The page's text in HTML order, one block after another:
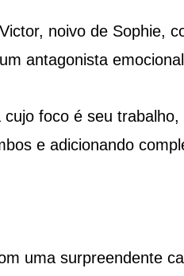
noivo de Sophie,
antagonista
foco é seu
e adicionando
uma surpreendente